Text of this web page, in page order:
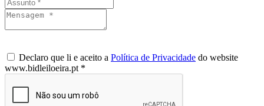
Declaro que li e aceito a Política de Privacidade do website
www.bidleiloeira.pt *